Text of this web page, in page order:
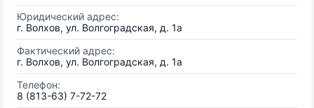
Юридический адрес:
г. Волхов, ул. Волгоградская, д. 1а
Фактический адрес:
г. Волхов, ул. Волгоградская, д. 1а
Телефон:
8 (813-63) 7-72-72